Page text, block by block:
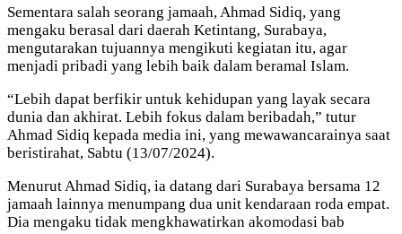
Sementara salah seorang jamaah, Ahmad Sidiq, yang
mengaku berasal dari daerah Ketintang, Surabaya,
mengutarakan tujuannya mengikuti kegiatan itu, agar
menjadi pribadi yang lebih baik dalam beramal Islam.
“Lebih dapat berfikir untuk kehidupan yang layak secara
dunia dan akhirat. Lebih fokus dalam beribadah,” tutur
Ahmad Sidiq kepada media ini, yang mewawancarainya saat
beristirahat, Sabtu (13/07/2024).
Menurut Ahmad Sidiq, ia datang dari Surabaya bersama 12
jamaah lainnya menumpang dua unit kendaraan roda empat.
Dia mengaku tidak mengkhawatirkan akomodasi bab